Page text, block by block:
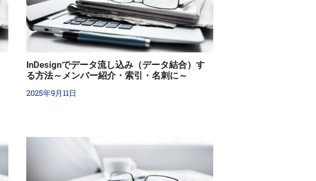
InDesignでデータ流し込み（データ結合）す
る方法～メンバー紹介・索引・名刺に～
2025年9月11日